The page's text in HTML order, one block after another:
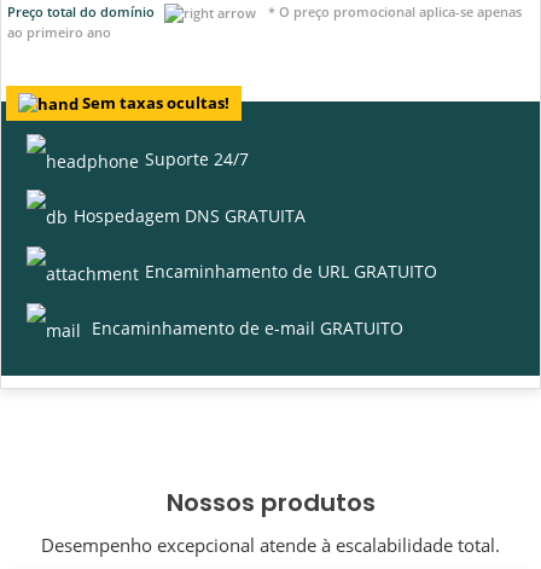
Preço total do domínio
* O preço promocional aplica-se apenas
ao primeiro ano
Sem taxas ocultas!
Suporte 24/7
Hospedagem DNS GRATUITA
Encaminhamento de URL GRATUITO
Encaminhamento de e-mail GRATUITO
Nossos produtos
Desempenho excepcional atende à escalabilidade total.